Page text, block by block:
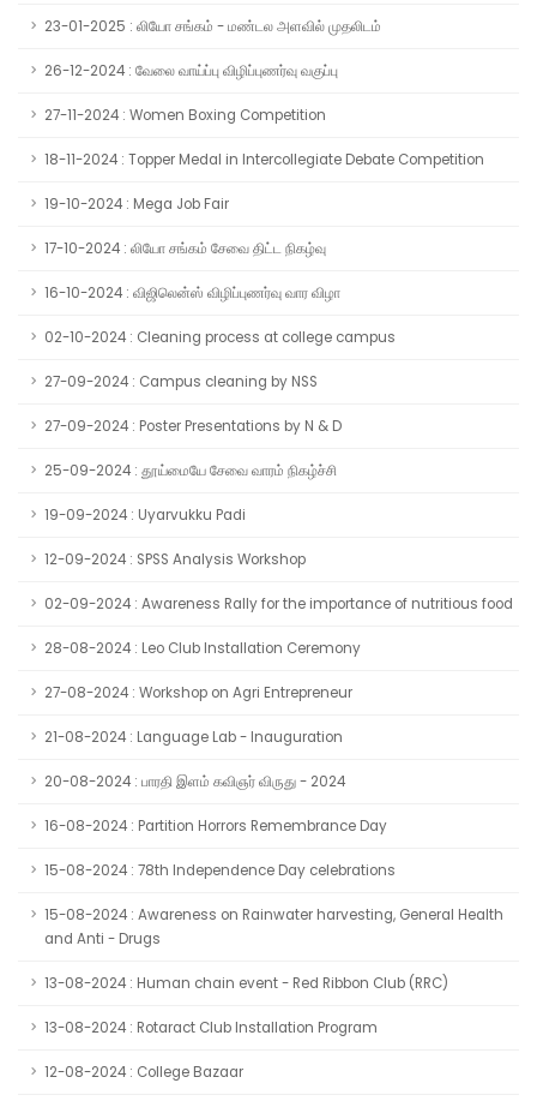
23-01-2025 : லியோ சங்கம் - மண்டல அளவில் முதலிடம்
26-12-2024 : வேலை வாய்ப்பு விழிப்புணர்வு வகுப்பு
27-11-2024 : Women Boxing Competition
18-11-2024 : Topper Medal in Intercollegiate Debate Competition
19-10-2024 : Mega Job Fair
17-10-2024 : லியோ சங்கம் சேவை திட்ட நிகழ்வு
16-10-2024 : விஜிலென்ஸ் விழிப்புணர்வு வார விழா
02-10-2024 : Cleaning process at college campus
27-09-2024 : Campus cleaning by NSS
27-09-2024 : Poster Presentations by N & D
25-09-2024 : தூய்மையே சேவை வாரம் நிகழ்ச்சி
19-09-2024 : Uyarvukku Padi
12-09-2024 : SPSS Analysis Workshop
02-09-2024 : Awareness Rally for the importance of nutritious food
28-08-2024 : Leo Club Installation Ceremony
27-08-2024 : Workshop on Agri Entrepreneur
21-08-2024 : Language Lab - Inauguration
20-08-2024 : பாரதி இளம் கவிஞர் விருது - 2024
16-08-2024 : Partition Horrors Remembrance Day
15-08-2024 : 78th Independence Day celebrations
15-08-2024 : Awareness on Rainwater harvesting, General Health
and Anti - Drugs
13-08-2024 : Human chain event - Red Ribbon Club (RRC)
13-08-2024 : Rotaract Club Installation Program
12-08-2024 : College Bazaar